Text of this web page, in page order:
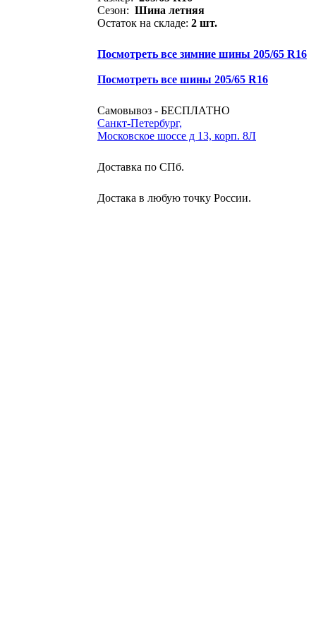
Сезон: Шина летняя
Остаток на складе: 2 шт.
Посмотреть все зимние шины 205/65 R16
Посмотреть все шины 205/65 R16
Самовывоз - БЕСПЛАТНО
Санкт-Петербург,
Московское шоссе д 13, корп. 8Л
Доставка по СПб.
Достака в любую точку России.